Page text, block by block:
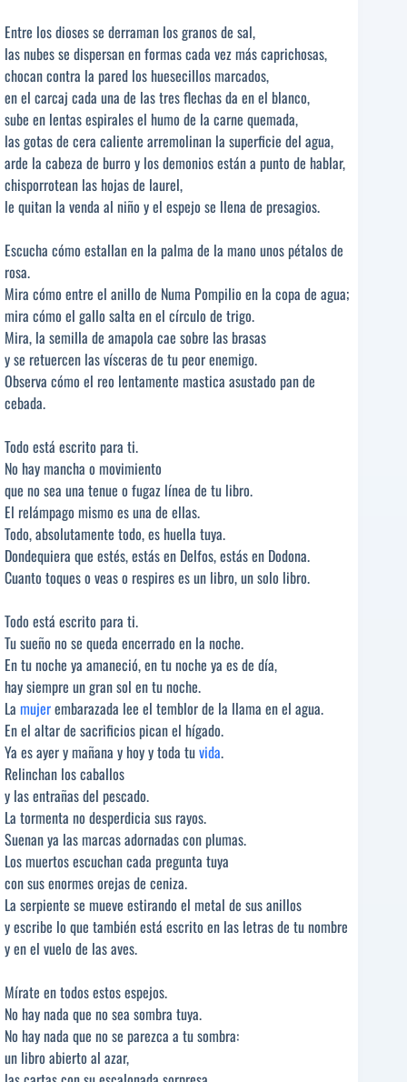
Entre los dioses se derraman los granos de sal,
las nubes se dispersan en formas cada vez más caprichosas,
chocan contra la pared los huesecillos marcados,
en el carcaj cada una de las tres flechas da en el blanco,
sube en lentas espirales el humo de la carne quemada,
las gotas de cera caliente arremolinan la superficie del agua,
arde la cabeza de burro y los demonios están a punto de hablar,
chisporrotean las hojas de laurel,
le quitan la venda al niño y el espejo se llena de presagios.
Escucha cómo estallan en la palma de la mano unos pétalos de
rosa.
Mira cómo entre el anillo de Numa Pompilio en la copa de agua;
mira cómo el gallo salta en el círculo de trigo.
Mira, la semilla de amapola cae sobre las brasas
y se retuercen las vísceras de tu peor enemigo.
Observa cómo el reo lentamente mastica asustado pan de
cebada.
Todo está escrito para ti.
No hay mancha o movimiento
que no sea una tenue o fugaz línea de tu libro.
El relámpago mismo es una de ellas.
Todo, absolutamente todo, es huella tuya.
Dondequiera que estés, estás en Delfos, estás en Dodona.
Cuanto toques o veas o respires es un libro, un solo libro.
Todo está escrito para ti.
Tu sueño no se queda encerrado en la noche.
En tu noche ya amaneció, en tu noche ya es de día,
hay siempre un gran sol en tu noche.
La mujerembarazada lee el temblor de la llama en el agua.
En el altar de sacrificios pican el hígado.
Ya es ayer y mañana y hoy y toda tuvida.
Relinchan los caballos
y las entrañas del pescado.
La tormenta no desperdicia sus rayos.
Suenan ya las marcas adornadas con plumas.
Los muertos escuchan cada pregunta tuya
con sus enormes orejas de ceniza.
La serpiente se mueve estirando el metal de sus anillos
y escribe lo que también está escrito en las letras de tu nombre
y en el vuelo de las aves.
Mírate en todos estos espejos.
No hay nada que no sea sombra tuya.
No hay nada que no se parezca a tu sombra:
un libro abierto al azar,